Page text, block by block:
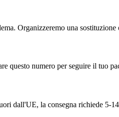
Organizzeremo una
questo numero per seguire il tuo
dall'UE, la consegna richiede 5-